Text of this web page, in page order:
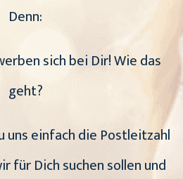
Denn:
sich bei Dir! Wie das
geht?
uns einfach die Postleitzahl
für Dich suchen sollen und